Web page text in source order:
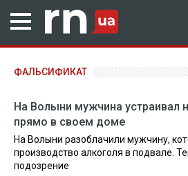
ФАЛЬСИФИКАТ
На Волыни мужчина устраивал
прямо в своем доме
На Волыни разоблачили мужчину,
производство алкоголя в подвале.
подозрение